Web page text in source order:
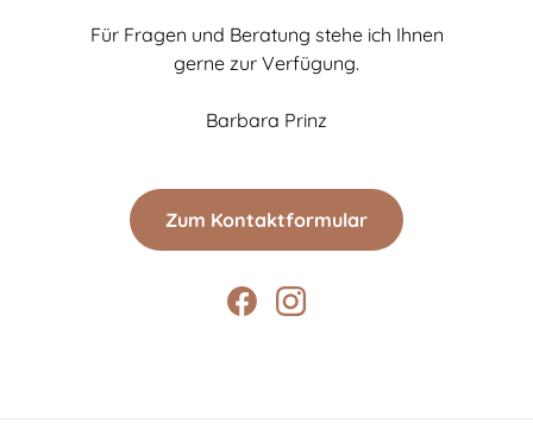
Für Fragen und Beratung stehe ich Ihnen
gerne zur Verfügung.
Barbara Prinz
Zum Kontaktformular